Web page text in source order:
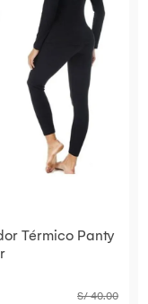
Térmico Panty
S/ 40.00